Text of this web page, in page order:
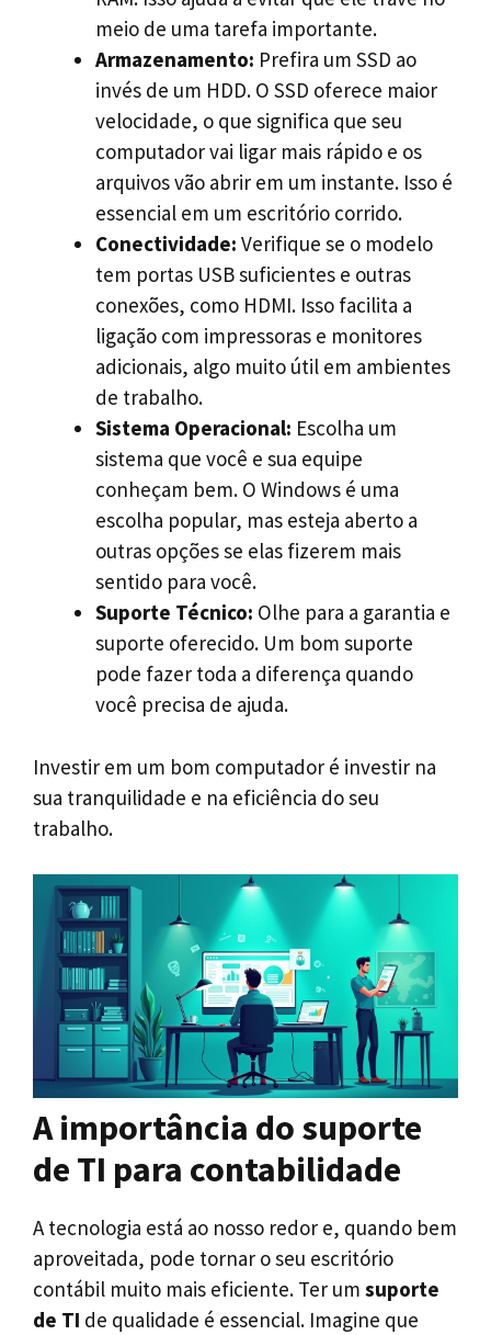
meio de uma tarefa importante.
Armazenamento: Prefira um SSD ao
invés de um HDD. O SSD oferece maior
velocidade, o que significa que seu
computador vai ligar mais rápido e os
arquivos vão abrir em um instante. Isso é
essencial em um escritório corrido.
Conectividade: Verifique se o modelo
tem portas USB suficientes e outras
conexões, como HDMI. Isso facilita a
ligação com impressoras e monitores
adicionais, algo muito útil em ambientes
de trabalho.
Sistema Operacional: Escolha um
sistema que você e sua equipe
conheçam bem. O Windows é uma
escolha popular, mas esteja aberto a
outras opções se elas fizerem mais
sentido para você.
Suporte Técnico: Olhe para a garantia e
suporte oferecido. Um bom suporte
pode fazer toda a diferença quando
você precisa de ajuda.
Investir em um bom computador é investir na
sua tranquilidade e na eficiência do seu
trabalho.
A importância do suporte
de TI para contabilidade
A tecnologia está ao nosso redor e, quando bem
aproveitada, pode tornar o seu escritório
contábil muito mais eficiente. Ter um suporte
de TI de qualidade é essencial. Imagine que